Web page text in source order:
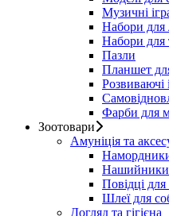
Музичні
Набори для
Набори для
Пазли
Планшет
Розвиваючі
Фарби для
Зоотовари
Амуніція та
Нашийники
Повідці для
Шлеї для
Догляд та гігієна